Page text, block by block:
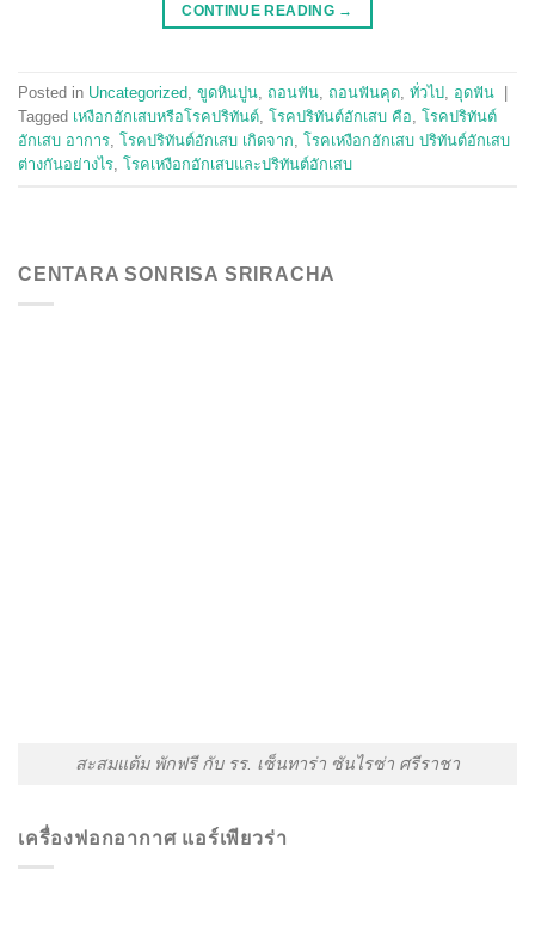
CONTINUE READING →
Posted in Uncategorized ขูดหินปูน ถอนฟัน ถอนฟันคุด ทั่วไป อุดฟัน |
Tagged เหงือกอักเสบหรือโรคปริทันต์ โรคปริทันต์อักเสบ คือ โรคปริทันต์
อักเสบ อาการ โรคปริทันต์อักเสบ เกิดจาก โรคเหงือกอักเสบ ปริทันต์อักเสบ
ต่างกันอย่างไร โรคเหงือกอักเสบและปริทันต์อักเสบ
CENTARA SONRISA SRIRACHA
สะสมแต้ม พักฟรี กับ รร. เซ็นทาร่า ซันไรซ่า ศรีราชา
เครื่องฟอกอากาศ แอร์เพียวร่า